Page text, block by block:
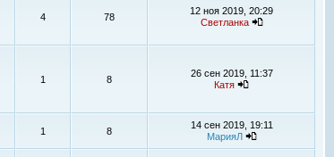
4 78
12 ноя 2019, 20:29
Светланка
1 8
26 сен 2019, 11:37
Катя
1 8
14 сен 2019, 19:11
МарияЛ